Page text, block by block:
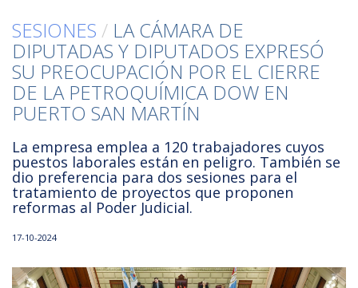
SESIONES / LA CÁMARA DE
DIPUTADAS Y DIPUTADOS EXPRESÓ
SU PREOCUPACIÓN POR EL CIERRE
DE LA PETROQUÍMICA DOW EN
PUERTO SAN MARTÍN
La empresa emplea a 120 trabajadores cuyos
puestos laborales están en peligro. También se
dio preferencia para dos sesiones para el
tratamiento de proyectos que proponen
reformas al Poder Judicial.
17-10-2024